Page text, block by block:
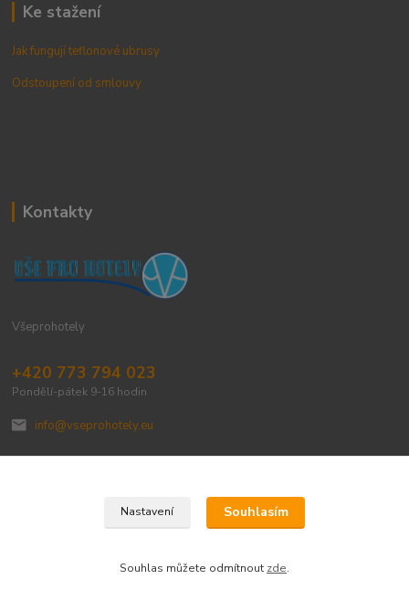
Ke stažení
Jak fungují teflonové ubrusy
Odstoupení od smlouvy
Kontakty
Všeprohotely
+420 773 794 023
Pondělí-pátek 9-16 hodin
info@vseprohotely.eu
Upravit sběr cookies.
Nastavení Souhlasím
Souhlas můžete odmítnout zde.